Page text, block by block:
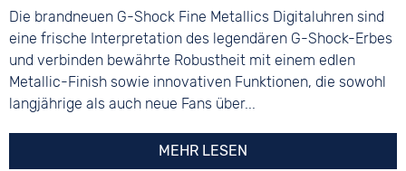
Die brandneuen G-Shock Fine Metallics Digitaluhren sind
eine frische Interpretation des legendären G-Shock-Erbes
und verbinden bewährte Robustheit mit einem edlen
Metallic-Finish sowie innovativen Funktionen, die sowohl
langjährige als auch neue Fans über...
MEHR LESEN